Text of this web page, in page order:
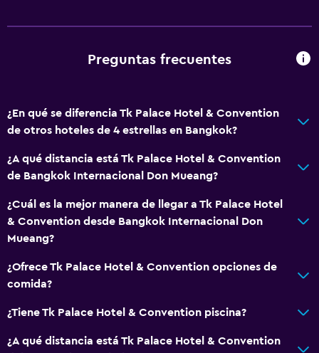
Plantas superiores accesibles por ascensor
Inodoro con cisterna alta
Albornoz
Ducha
Gorro de baño
Tina de baño
Cepillo de dientes
Preguntas frecuentes
¿En qué se diferencia Tk Palace Hotel & Convention
de otros hoteles de 4 estrellas en Bangkok?
¿A qué distancia está Tk Palace Hotel & Convention
de Bangkok Internacional Don Mueang?
¿Cuál es la mejor manera de llegar a Tk Palace Hotel
& Convention desde Bangkok Internacional Don
Mueang?
¿Ofrece Tk Palace Hotel & Convention opciones de
comida?
¿Tiene Tk Palace Hotel & Convention piscina?
¿A qué distancia está Tk Palace Hotel & Convention